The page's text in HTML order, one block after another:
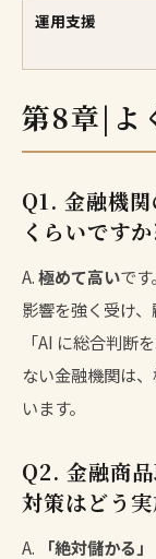
運用支援
第8章|よ
Q1. 金融機
くらいですか
A.極めて高いで
影響を強く受け
「AI に総合判断
ない金融機関は
います。
Q2. 金融商
対策はどう
A.
「絶対儲かる